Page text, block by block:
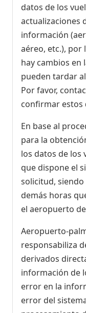
datos de los
actualizaciones
información
aéreo, etc.), por
hay cambios en
pueden tardar
Por favor,
confirmar estos
En base al
para la
los datos de los
que dispone el
solicitud, siendo
demás horas
el aeropuerto
Aeropuerto-
responsabiliza
derivados
información de
error en la
error del